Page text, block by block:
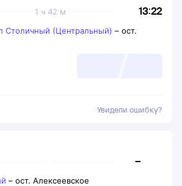
13:22
1 ч 42 м
Столичный (Центральный) – ост.
Увидели ошибку?
–
– ост. Алексеевское